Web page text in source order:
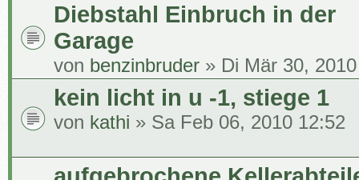
Diebstahl Einbruch in der
Garage
von benzinbruder » Di Mär 30,
kein licht in u -1, stiege 1
von kathi » Sa Feb 06, 2010 12:52